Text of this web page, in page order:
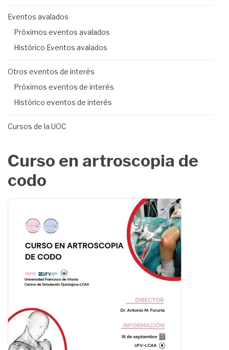
Eventos avalados
Próximos eventos avalados
Histórico Eventos avalados
Otros eventos de interés
Próximos eventos de interés
Histórico eventos de interés
Cursos de la UOC
Curso en artroscopia de
codo